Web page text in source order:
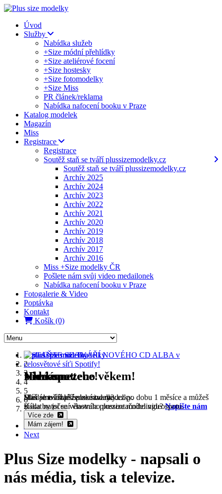
Úvod
Služby
Nabídka služeb
+Size módní přehlídky
+Size ateliérové focení
+Size hostesky
+Size fotomodelky
+Size Miss
PR článek/reklama
Nabídka nafocení booku v Praze
Katalog modelek
Magazín
Miss
Registrace
Registrace
Soutěž staň se tváří plussizemodelky.cz
Soutěž staň se tváří plussizemodelky.cz
Archív 2025
Archív 2024
Archív 2023
Archív 2022
Archív 2021
Archív 2020
Archív 2019
Archív 2018
Archív 2017
Archív 2016
Miss +Size modelky ČR
Pošlete nám svůj video medailonek
Nabídka nafocení booku v Praze
Fotogalerie & Video
Poptávka
Kontakt
Košík (0)
Hledáme tebe!
Máš plnoštíhlé ženské tvary?
Ráda by jsi se věnovala plussize modelingu?Napište nám
Čtete více
Není omezeno věkem!
Hledáme i starší plus size modelky.
Více zde
Videospot
Staň se tváří plussizemodelky.cz po dobu 1 měsíce a můžeš
získat natočení vlastního prezentačního videospotu.
Mám zájem!
1
2
3
4
5
6
7
Previous
Next
Plus Size modelky - napsali o
nás média, tisk a televize.